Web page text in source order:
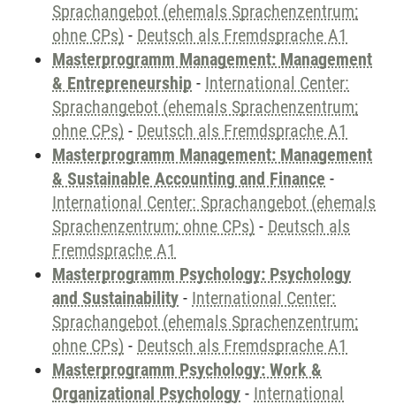
Sprachangebot (ehemals Sprachenzentrum;
ohne CPs) - Deutsch als Fremdsprache A1
Masterprogramm Management: Management
& Entrepreneurship - International Center:
Sprachangebot (ehemals Sprachenzentrum;
ohne CPs) - Deutsch als Fremdsprache A1
Masterprogramm Management: Management
& Sustainable Accounting and Finance -
International Center: Sprachangebot (ehemals
Sprachenzentrum; ohne CPs) - Deutsch als
Fremdsprache A1
Masterprogramm Psychology: Psychology
and Sustainability - International Center:
Sprachangebot (ehemals Sprachenzentrum;
ohne CPs) - Deutsch als Fremdsprache A1
Masterprogramm Psychology: Work &
Organizational Psychology - International